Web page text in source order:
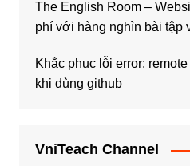
The English Room –
phí với hàng nghìn bài tập
Khắc phục lỗi error:
khi dùng github
VniTeach Channel